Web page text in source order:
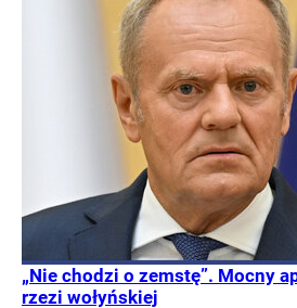
„Nie chodzi o zemstę”. Mocny
rzezi wołyńskiej